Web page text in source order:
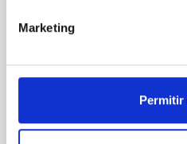
Marketing
Permitir
principales: I. Estructura de
Martín López Corredoira